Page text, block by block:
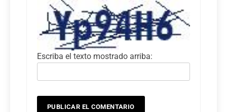
Escriba el texto mostrado arriba: